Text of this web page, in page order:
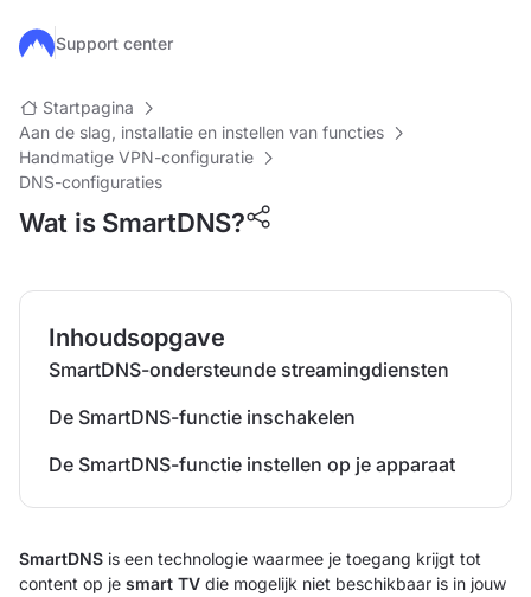
Ga naar de hoofdinhoud
Support center
Startpagina
Aan de slag, installatie en instellen van functies
Handmatige VPN-configuratie
DNS-configuraties
Wat is SmartDNS?
Inhoudsopgave
SmartDNS-ondersteunde streamingdiensten
De SmartDNS-functie inschakelen
De SmartDNS-functie instellen op je apparaat
SmartDNS is een technologie waarmee je toegang krijgt tot
content op je smart TV die mogelijk niet beschikbaar is in jouw